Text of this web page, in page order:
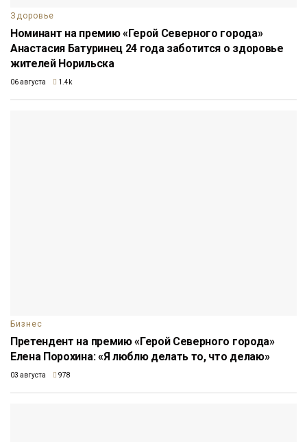
Здоровье
Номинант на премию «Герой Северного города»
Анастасия Батуринец 24 года заботится о здоровье
жителей Норильска
06 августа 1.4k
Бизнес
Претендент на премию «Герой Северного города»
Елена Порохина: «Я люблю делать то, что делаю»
03 августа 978